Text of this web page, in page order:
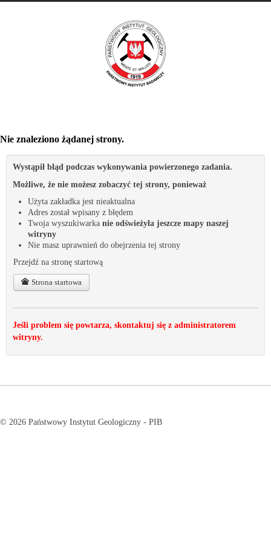
Nie znaleziono żądanej strony.
Wystąpił błąd podczas wykonywania powierzonego zadania.
Możliwe, że nie możesz zobaczyć tej strony, ponieważ
Użyta zakładka jest nieaktualna
Adres został wpisany z błędem
Twoja wyszukiwarka nie odświeżyła jeszcze mapy naszej
witryny
Nie masz uprawnień do obejrzenia tej strony
Przejdź na stronę startową
Strona startowa
Jeśli problem się powtarza, skontaktuj się z administratorem
witryny.
© 2026 Państwowy Instytut Geologiczny - PIB